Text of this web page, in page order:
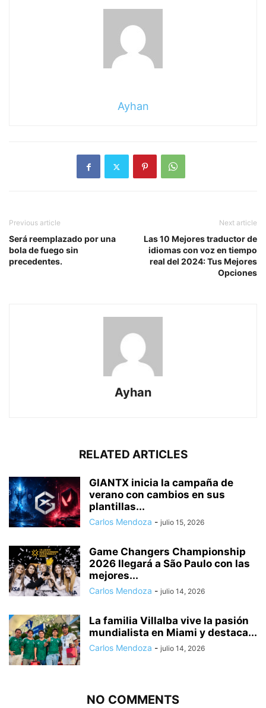
Ayhan
Previous article
Será reemplazado por una
bola de fuego sin
precedentes.
Next article
Las 10 Mejores traductor de
idiomas con voz en tiempo
real del 2024: Tus Mejores
Opciones
Ayhan
RELATED ARTICLES
GIANTX inicia la campaña de
verano con cambios en sus
plantillas...
Carlos Mendoza - julio 15, 2026
Game Changers Championship
2026 llegará a São Paulo con las
mejores...
Carlos Mendoza - julio 14, 2026
La familia Villalba vive la pasión
mundialista en Miami y destaca...
Carlos Mendoza - julio 14, 2026
NO COMMENTS